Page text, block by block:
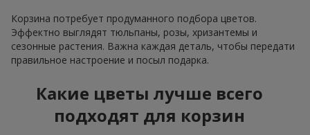
Корзина потребует продуманного подбора цветов.
Эффектно выглядят тюльпаны, розы, хризантемы и
сезонные растения. Важна каждая деталь, чтобы передати
правильное настроение и посыл подарка.
Какие цветы лучше всего
подходят для корзин